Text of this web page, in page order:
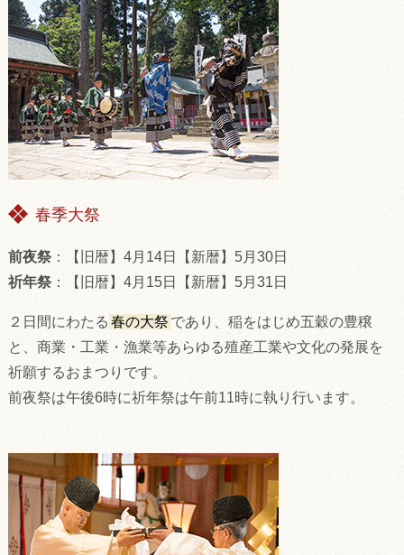
春季大祭
前夜祭：【旧暦】4月14日【新暦】5月30日
祈年祭：【旧暦】4月15日【新暦】5月31日
２日間にわたる 春の大祭 であり、稲をはじめ五穀の豊穣
と、商業・工業・漁業等あらゆる殖産工業や文化の発展を
祈願するおまつりです。
前夜祭は午後6時に祈年祭は午前11時に執り行います。